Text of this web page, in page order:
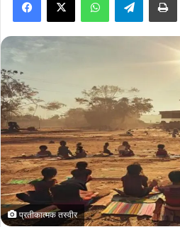
a
i
l
प्रतीकात्मक तस्वीर